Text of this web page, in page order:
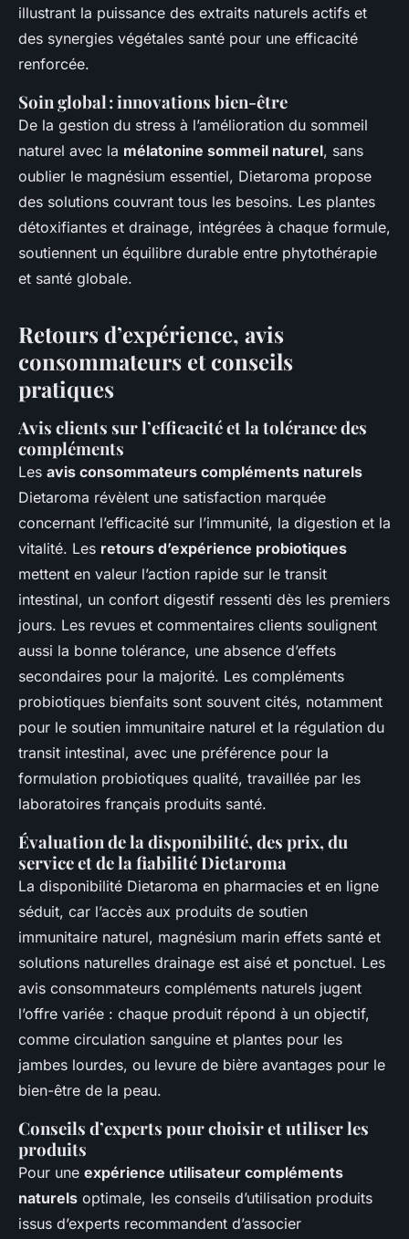
illustrant la puissance des extraits naturels actifs et
des synergies végétales santé pour une efficacité
renforcée.
Soin global : innovations bien-être
De la gestion du stress à l’amélioration du sommeil
naturel avec la mélatonine sommeil naturel, sans
oublier le magnésium essentiel, Dietaroma propose
des solutions couvrant tous les besoins. Les plantes
détoxifiantes et drainage, intégrées à chaque formule,
soutiennent un équilibre durable entre phytothérapie
et santé globale.
Retours d’expérience, avis
consommateurs et conseils
pratiques
Avis clients sur l’efficacité et la tolérance des
compléments
Les avis consommateurs compléments naturels
Dietaroma révèlent une satisfaction marquée
concernant l’efficacité sur l’immunité, la digestion et la
vitalité. Les retours d’expérience probiotiques
mettent en valeur l’action rapide sur le transit
intestinal, un confort digestif ressenti dès les premiers
jours. Les revues et commentaires clients soulignent
aussi la bonne tolérance, une absence d’effets
secondaires pour la majorité. Les compléments
probiotiques bienfaits sont souvent cités, notamment
pour le soutien immunitaire naturel et la régulation du
transit intestinal, avec une préférence pour la
formulation probiotiques qualité, travaillée par les
laboratoires français produits santé.
Évaluation de la disponibilité, des prix, du
service et de la fiabilité Dietaroma
La disponibilité Dietaroma en pharmacies et en ligne
séduit, car l’accès aux produits de soutien
immunitaire naturel, magnésium marin effets santé et
solutions naturelles drainage est aisé et ponctuel. Les
avis consommateurs compléments naturels jugent
l’offre variée : chaque produit répond à un objectif,
comme circulation sanguine et plantes pour les
jambes lourdes, ou levure de bière avantages pour le
bien-être de la peau.
Conseils d’experts pour choisir et utiliser les
produits
Pour une expérience utilisateur compléments
naturels optimale, les conseils d’utilisation produits
issus d’experts recommandent d’associer